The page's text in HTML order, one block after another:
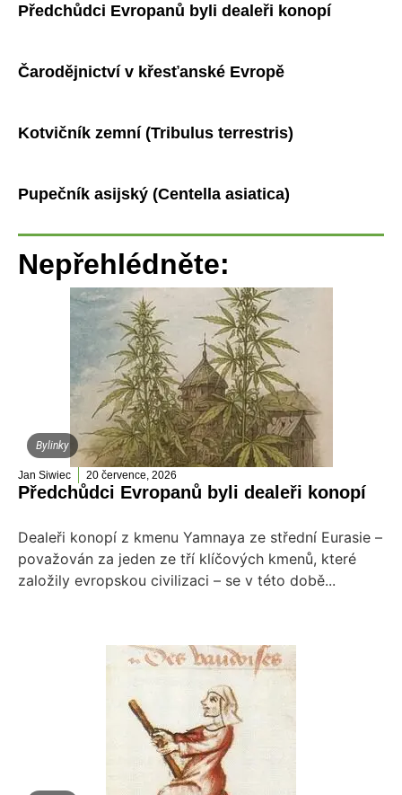
Předchůdci Evropanů byli dealeři konopí
Čarodějnictví v křesťanské Evropě
Kotvičník zemní (Tribulus terrestris)
Pupečník asijský (Centella asiatica)
Nepřehlédněte:
Bylinky
Jan Siwiec 20 července, 2026
Předchůdci Evropanů byli dealeři konopí
Dealeři konopí z kmenu Yamnaya ze střední Eurasie –
považován za jeden ze tří klíčových kmenů, které
založily evropskou civilizaci – se v této době...